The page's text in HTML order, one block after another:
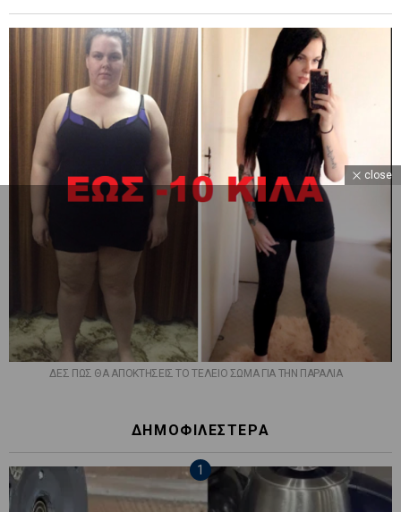
ΔΕΣ ΠΩΣ ΘΑ ΑΠΟΚΤΗΣΕΙΣ ΤΟ ΤΕΛΕΙΟ ΣΩΜΑ ΓΙΑ ΤΗΝ ΠΑΡΑΛΙΑ
ΔΗΜΟΦΙΛΕΣΤΕΡΑ
close